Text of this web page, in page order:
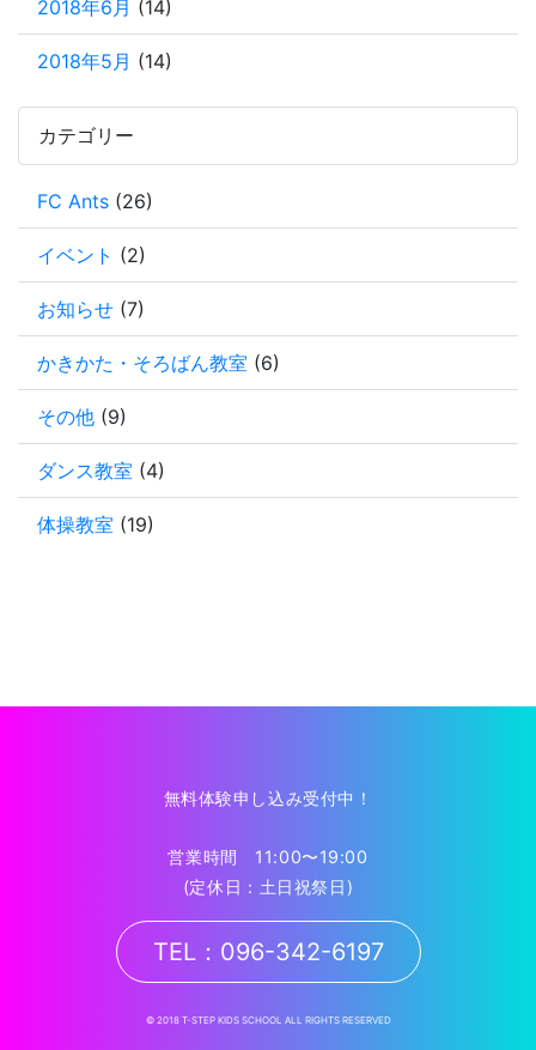
2018年6月 (14)
2018年5月 (14)
カテゴリー
FC Ants (26)
イベント (2)
お知らせ (7)
かきかた・そろばん教室 (6)
その他 (9)
ダンス教室 (4)
体操教室 (19)
無料体験申し込み受付中！
営業時間 11:00〜19:00
(定休日：土日祝祭日)
TEL：096-342-6197
© 2018 T-STEP KIDS SCHOOL ALL RIGHTS RESERVED